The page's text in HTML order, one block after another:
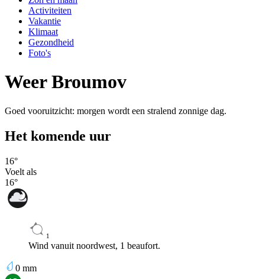
Activiteiten
Vakantie
Klimaat
Gezondheid
Foto's
Weer Broumov
Goed vooruitzicht: morgen wordt een stralend zonnige dag.
Het komende uur
16°
Voelt als
16°
1
Wind vanuit noordwest, 1 beaufort.
0 mm